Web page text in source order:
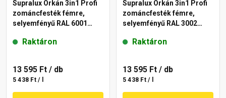
Supralux Orkán 3in1 Profi
zománcfesték fémre,
selyemfényű RAL 6001
Raktáron
13 595 Ft / db
5 438 Ft / l
Supralux Orkán 3in1 Profi
zománcfesték fémre,
selyemfényű RAL 3002
Raktáron
13 595 Ft / db
5 438 Ft / l